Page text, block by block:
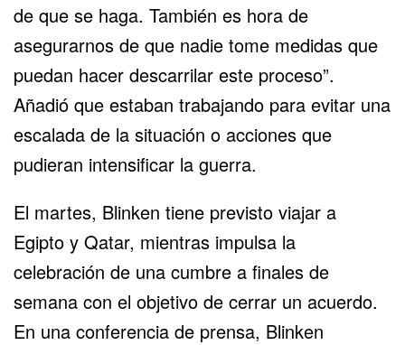
de que se haga. También es hora de
asegurarnos de que nadie tome medidas que
puedan hacer descarrilar este proceso”.
Añadió que estaban trabajando para evitar una
escalada de la situación o acciones que
pudieran intensificar la guerra.
El martes, Blinken tiene previsto viajar a
Egipto y Qatar, mientras impulsa la
celebración de una cumbre a finales de
semana con el objetivo de cerrar un acuerdo.
En una conferencia de prensa, Blinken